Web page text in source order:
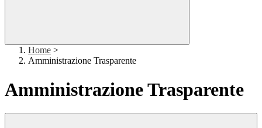
Home >
Amministrazione Trasparente
Amministrazione Trasparente